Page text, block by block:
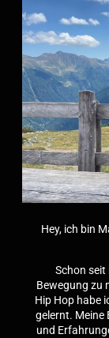
Hey, ich bin
Schon seit
Bewegung zu
Hip Hop habe
gelernt. Meine
und